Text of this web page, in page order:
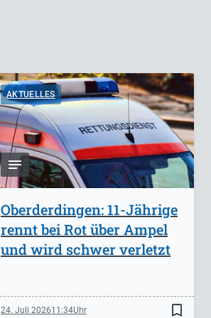
AKTUELLES
Oberderdingen: 11-Jährige
rennt bei Rot über Ampel
und wird schwer verletzt
24. Juli 202611:34 bookmark_border